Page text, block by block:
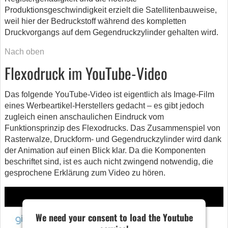
Produktionsgeschwindigkeit erzielt die Satellitenbauweise,
weil hier der Bedruckstoff während des kompletten
Druckvorgangs auf dem Gegendruckzylinder gehalten wird.
Nach oben
Flexodruck im YouTube-Video
Das folgende YouTube-Video ist eigentlich als Image-Film
eines Werbeartikel-Herstellers gedacht – es gibt jedoch
zugleich einen anschaulichen Eindruck vom
Funktionsprinzip des Flexodrucks. Das Zusammenspiel von
Rasterwalze, Druckform- und Gegendruckzylinder wird dank
der Animation auf einen Blick klar. Da die Komponenten
beschriftet sind, ist es auch nicht zwingend notwendig, die
gesprochene Erklärung zum Video zu hören.
We need your consent to load the Youtube